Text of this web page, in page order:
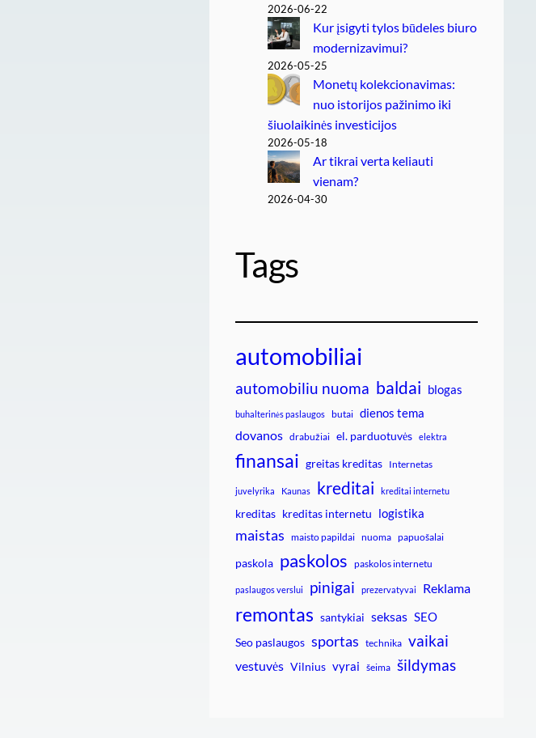
2026-06-22
Kur įsigyti tylos būdeles biuro
modernizavimui?
2026-05-25
Monetų kolekcionavimas:
nuo istorijos pažinimo iki
šiuolaikinės investicijos
2026-05-18
Ar tikrai verta keliauti
vienam?
2026-04-30
Tags
automobiliai
automobiliu nuoma baldai blogas
buhalterinės paslaugos butai dienos tema
dovanos drabužiai el. parduotuvės elektra
finansai greitas kreditas Internetas
juvelyrika Kaunas kreditai kreditai internetu
kreditas kreditas internetu logistika
maistas maisto papildai nuoma papuošalai
paskola paskolos paskolos internetu
paslaugos verslui pinigai prezervatyvai Reklama
remontas santykiai seksas SEO
Seo paslaugos sportas technika vaikai
vestuvės Vilnius vyrai šeima šildymas